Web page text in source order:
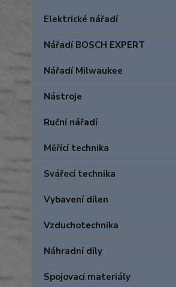
Elektrické nářadí
Nářadí BOSCH EXPERT
Nářadí Milwaukee
Nástroje
Ruční nářadí
Měřící technika
Svářecí technika
Vybavení dílen
Vzduchotechnika
Náhradní díly
Spojovací materiály